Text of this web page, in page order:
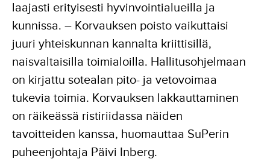
laajasti erityisesti hyvinvointialueilla ja
kunnissa. – Korvauksen poisto vaikuttaisi
juuri yhteiskunnan kannalta kriittisillä,
naisvaltaisilla toimialoilla. Hallitusohjelmaan
on kirjattu sotealan pito- ja vetovoimaa
tukevia toimia. Korvauksen lakkauttaminen
on räikeässä ristiriidassa näiden
tavoitteiden kanssa, huomauttaa SuPerin
puheenjohtaja Päivi Inberg.